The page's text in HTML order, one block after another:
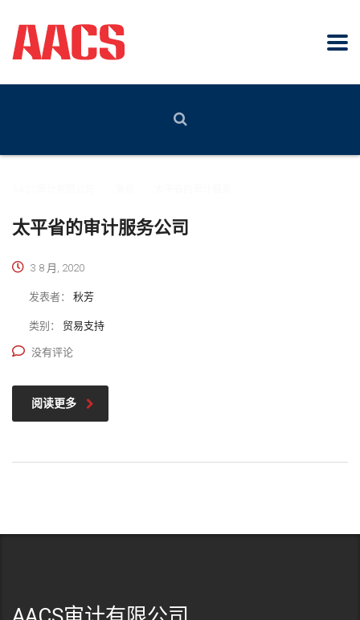
太平省的审计服务公司
3 8 月, 2020
发表者： 秋芳
类别： 贸易支持
没有评论
阅读更多